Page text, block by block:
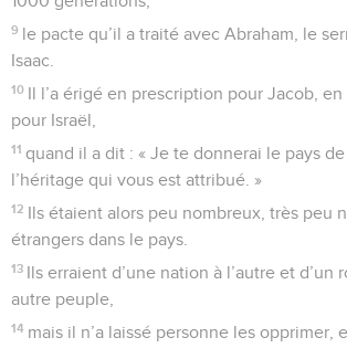
9 le pacte qu’il a traité avec Abraham, le
Isaac.
10 Il l’a érigé en prescription pour Jacob,
pour Israël,
11 quand il a dit : « Je te donnerai le pays de
l’héritage qui vous est attribué. »
12 Ils étaient alors peu nombreux, très peu
étrangers dans le pays.
13 Ils erraient d’une nation à l’autre et d’un
autre peuple,
14 mais il n’a laissé personne les opprimer,